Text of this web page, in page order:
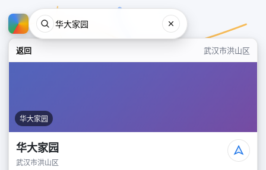
返回 武汉市洪山区
华大家园
华大家园
武汉市洪山区